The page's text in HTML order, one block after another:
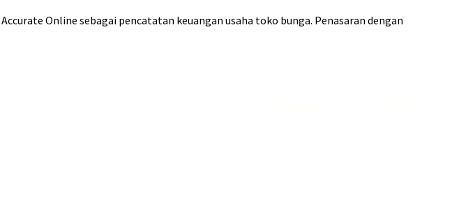
Online sebagai pencatatan keuangan usaha toko bunga. Penasaran dengan